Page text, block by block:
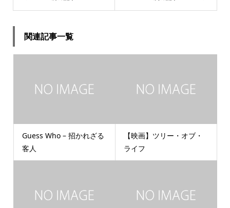
関連記事一覧
Guess Who – 招かれざる
客人
【映画】ツリー・オブ・
ライフ